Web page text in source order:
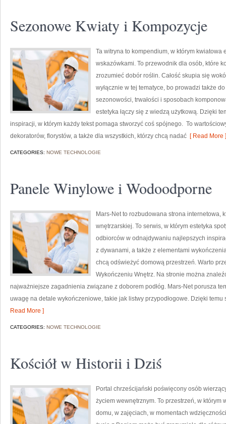
Sezonowe Kwiaty i Kompozycje
Ta witryna to kompendium, w którym
wskazówkami. To przewodnik dla osób, które
zrozumieć dobór roślin. Całość skupia się
wyłącznie w tej tematyce, bo prowadzi także
sezonowości, trwałości i sposobach
estetyka łączy się z wiedzą użytkową. Dzięki
inspiracji, w którym każdy tekst pomaga stworzyć coś spójnego. To
dekoratorów, florystów, a także dla wszystkich, którzy chcą nadać [ Read More ]
CATEGORIES: NOWE TECHNOLOGIE
Panele Winylowe i Wodoodporne
Mars-Net to rozbudowana strona internetowa,
wnętrzarskiej. To serwis, w którym estetyka
odbiorców w odnajdywaniu najlepszych
z dywanami, a także z elementami
chcą odświeżyć domową przestrzeń. Warto
Wykończeniu Wnętrz. Na stronie można
najważniejsze zagadnienia związane z doborem podłóg. Mars-Net porusza
uwagę na detale wykończeniowe, takie jak listwy przypodłogowe. Dzięki
Read More ]
CATEGORIES: NOWE TECHNOLOGIE
Kościół w Historii i Dziś
Portal chrześcijański poświęcony osób
życiem wewnętrznym. To przestrzeń, w
domu, w zajęciach, w momentach